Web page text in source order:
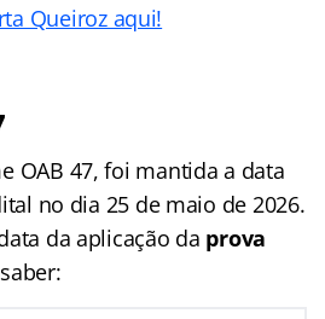
Queiroz aqui!
OAB 47, foi mantida a data
no dia 25 de maio de 2026.
da aplicação da prova